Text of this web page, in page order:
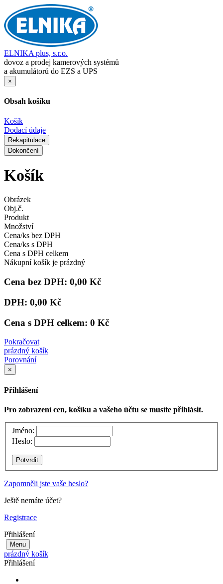
ELNIKA plus, s.r.o.
dovoz a prodej kamerových systémů
a akumulátorů do EZS a UPS
×
Obsah košíku
Košík
Dodací údaje
Rekapitulace
Dokončení
Košík
Obrázek
Obj.č.
Produkt
Množství
Cena/ks bez DPH
Cena/ks s DPH
Cena s DPH celkem
Nákupní košík je prázdný
Cena bez DPH: 0,00 Kč
DPH: 0,00 Kč
Cena s DPH celkem: 0 Kč
Pokračovat
prázdný košík
Porovnání
×
Přihlášení
Pro zobrazení cen, košíku a vašeho účtu se musíte přihlásit.
Jméno:
Heslo:
Zapomněli jste vaše heslo?
Ještě nemáte účet?
Registrace
Přihlášení
Menu
prázdný košík
Přihlášení